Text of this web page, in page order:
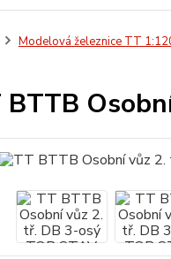
Modelová železnice TT
BTTB